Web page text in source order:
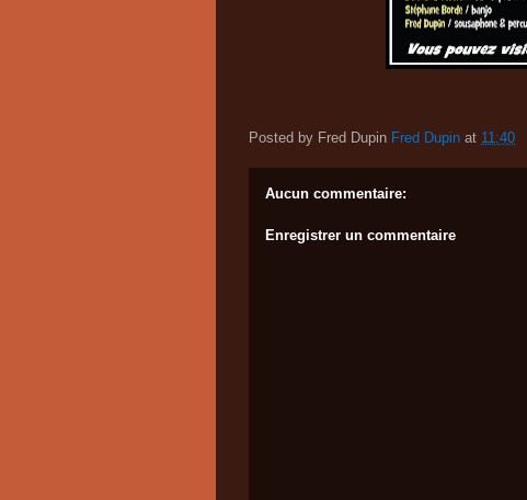
Posted by Fred Dupin Fred Dupin at 11:40
Aucun commentaire:
Enregistrer un commentaire